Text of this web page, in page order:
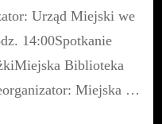
Urząd Miejski we
14:00Spotkanie
Biblioteka
Miejska …